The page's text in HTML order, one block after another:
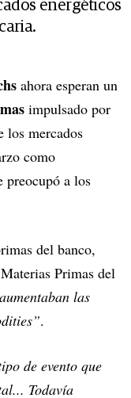
energéticos
ahora esperan un
impulsado por
los mercados
como
preocupó a los
del banco,
Primas del
las
.
de evento que
Todavía